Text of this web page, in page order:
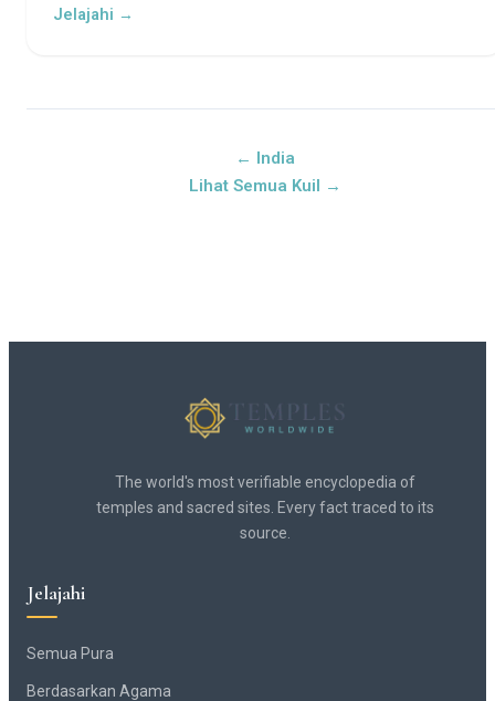
Jelajahi →
← India
Lihat Semua Kuil →
The world's most verifiable encyclopedia of
temples and sacred sites. Every fact traced to its
source.
Jelajahi
Semua Pura
Berdasarkan Agama